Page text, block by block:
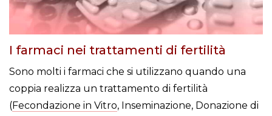
I farmaci nei trattamenti di fertilità
Sono molti i farmaci che si utilizzano quando una
coppia realizza un trattamento di fertilità
(Fecondazione in Vitro, Inseminazione, Donazione di